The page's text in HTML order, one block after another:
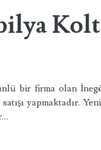
bir firma olan
yapmaktadır.